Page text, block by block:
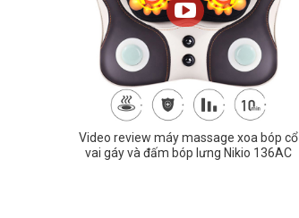
Video review máy massage xoa bóp cổ
vai gáy và đấm bóp lưng Nikio 136AC